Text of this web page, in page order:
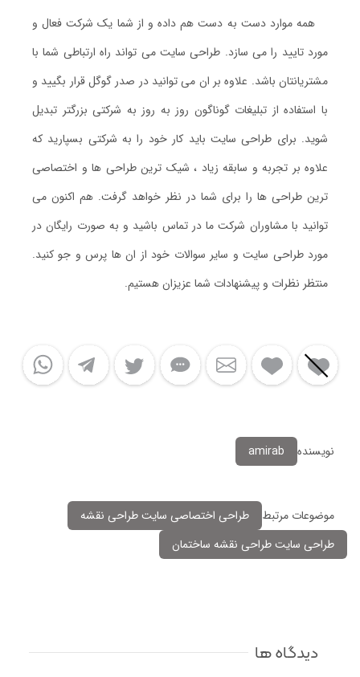
همه موارد دست به دست هم داده و از شما یک شرکت فعال و
مورد تایید را می سازد. طراحی سایت می تواند راه ارتباطی شما با
مشتریانتان باشد. علاوه بر ان می توانید در صدر گوگل قرار بگیید و
با استفاده از تبلیغات گوناگون روز به روز به شرکتی بزرگتر تبدیل
شوید. برای طراحی سایت باید کار خود را به شرکتی بسپارید که
علاوه بر تجربه و سابقه زیاد ، شیک ترین طراحی ها و اختصاصی
ترین طراحی ها را برای شما در نظر خواهد گرفت. هم اکنون می
توانید با مشاوران شرکت ما در تماس باشید و به صورت رایگان در
مورد طراحی سایت و سایر سوالات خود از ان ها پرس و جو کنید.
منتظر نظرات و پیشنهادات شما عزیزان هستیم.
نویسنده amirab
موضوعات مرتبط
طراحی اختصاصی سایت طراحی نقشه
طراحی سایت طراحی نقشه ساختمان
دیدگاه ها